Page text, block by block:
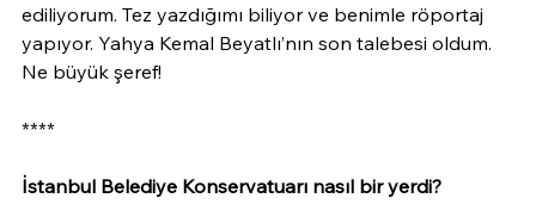
ediliyorum. Tez yazdığımı biliyor ve benimle röportaj
yapıyor. Yahya Kemal Beyatlı’nın son talebesi oldum.
Ne büyük şeref!
****
İstanbul Belediye Konservatuarı nasıl bir yerdi?